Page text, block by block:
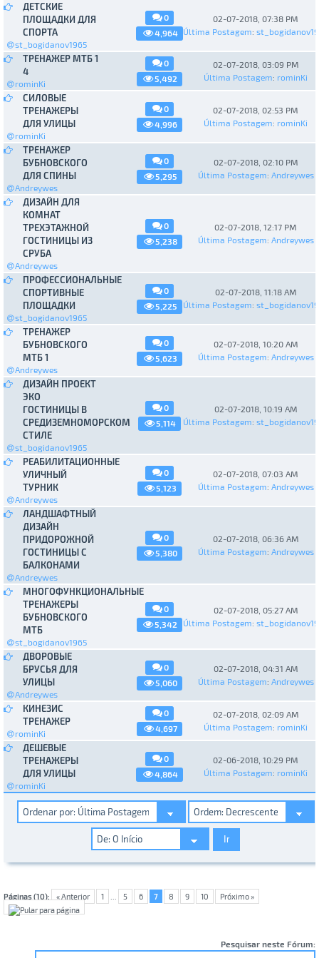
ДЕТСКИЕ
ПЛОЩАДКИ ДЛЯ
СПОРТА
st_bogidanov1965
0
4,964
02-07-2018, 07:38 PM
Última Postagem:
ТРЕНАЖЕР МТБ 1
4
rominKi
0
5,492
02-07-2018, 03:09 PM
Última Postagem: rominKi
СИЛОВЫЕ
ТРЕНАЖЕРЫ
ДЛЯ УЛИЦЫ
rominKi
0
4,996
02-07-2018, 02:53 PM
Última Postagem: rominKi
ТРЕНАЖЕР
БУБНОВСКОГО
ДЛЯ СПИНЫ
Andreywes
0
5,295
02-07-2018, 02:10 PM
Última Postagem: Andreywes
ДИЗАЙН ДЛЯ
КОМНАТ
ТРЕХЭТАЖНОЙ
ГОСТИНИЦЫ ИЗ
СРУБА
Andreywes
0
5,238
02-07-2018, 12:17 PM
Última Postagem: Andreywes
ПРОФЕССИОНАЛЬНЫЕ
СПОРТИВНЫЕ
ПЛОЩАДКИ
st_bogidanov1965
0
5,225
02-07-2018, 11:18 AM
Última Postagem:
ТРЕНАЖЕР
БУБНОВСКОГО
МТБ 1
Andreywes
0
5,623
02-07-2018, 10:20 AM
Última Postagem: Andreywes
ДИЗАЙН ПРОЕКТ
ЭКО
ГОСТИНИЦЫ В
СРЕДИЗЕМНОМОРСКОМ
СТИЛЕ
st_bogidanov1965
0
5,114
02-07-2018, 10:19 AM
Última Postagem:
РЕАБИЛИТАЦИОННЫЕ
УЛИЧНЫЙ
ТУРНИК
Andreywes
0
5,123
02-07-2018, 07:03 AM
Última Postagem: Andreywes
ЛАНДШАФТНЫЙ
ДИЗАЙН
ПРИДОРОЖНОЙ
ГОСТИНИЦЫ С
БАЛКОНАМИ
Andreywes
0
5,380
02-07-2018, 06:36 AM
Última Postagem: Andreywes
МНОГОФУНКЦИОНАЛЬНЫЕ
ТРЕНАЖЕРЫ
БУБНОВСКОГО
МТБ
st_bogidanov1965
0
5,342
02-07-2018, 05:27 AM
Última Postagem:
ДВОРОВЫЕ
БРУСЬЯ ДЛЯ
УЛИЦЫ
Andreywes
0
5,060
02-07-2018, 04:31 AM
Última Postagem: Andreywes
КИНЕЗИС
ТРЕНАЖЕР
rominKi
0
4,697
02-07-2018, 02:09 AM
Última Postagem: rominKi
ДЕШЕВЫЕ
ТРЕНАЖЕРЫ
ДЛЯ УЛИЦЫ
rominKi
0
4,864
02-06-2018, 10:29 PM
Última Postagem: rominKi
Páginas (10): « Anterior 1 5 6 7 8 9 10 Próximo »
Pesquisar neste Fórum: